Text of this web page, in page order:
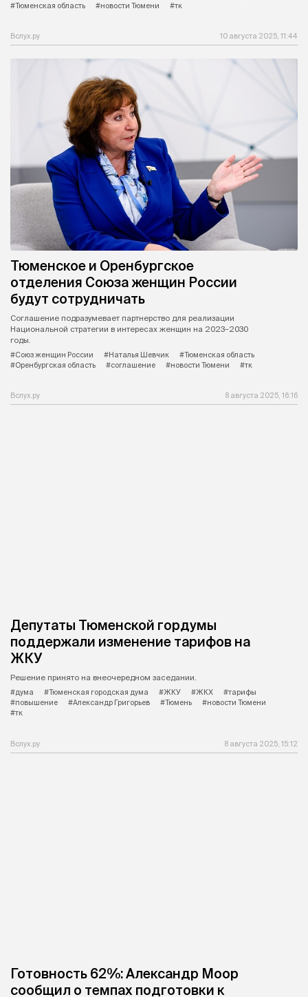
#Тюменская область
#новости Тюмени #тк
Вслух.ру 10 августа 2025, 11:44
Тюменское и Оренбургское
отделения Союза женщин России
будут сотрудничать
Соглашение подразумевает партнерство для реализации
Национальной стратегии в интересах женщин на 2023–2030
годы.
#Союз женщин России
#Наталья Шевчик
#Тюменская область
#Оренбургская область
#соглашение #новости Тюмени #тк
Вслух.ру 8 августа 2025, 16:16
Депутаты Тюменской гордумы
поддержали изменение тарифов на
ЖКУ
Решение принято на внеочередном заседании.
#дума
#Тюменская городская дума #ЖКУ #ЖКХ
#тарифы
#повышение
#Александр Григорьев #Тюмень
#новости Тюмени
#тк
Вслух.ру 8 августа 2025, 15:12
Готовность 62%: Александр Моор
сообщил о темпах подготовки к